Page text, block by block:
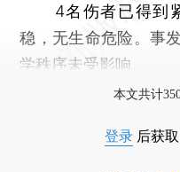
4名伤者已得到紧
稳，无生命危险。事
学秩序未受影响。
本文共计
登录 后获